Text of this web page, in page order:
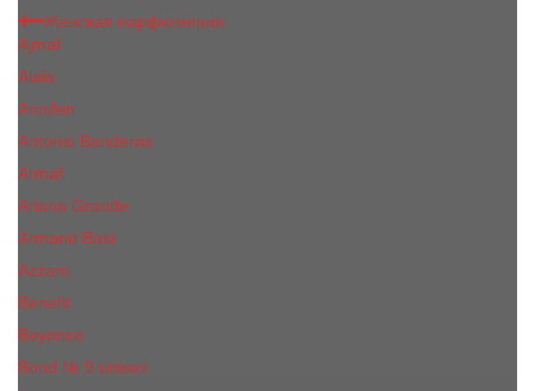
Женская парфюмерия
Ajmal
Alaia
Annifen
Antonio Banderas
Armaf
Ariana Grande
Armand Basi
Azzaro
Benefit
Beyonce
Bond № 9 unisex